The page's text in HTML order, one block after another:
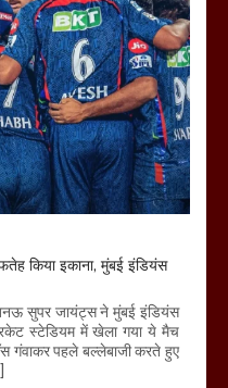
किया इकाना, मुंबई इंडियंस
सुपर जायंट्स ने मुंबई इंडियंस
स्टेडियम में खेला गया ये मैच
गंवाकर पहले बल्लेबाजी करते हुए